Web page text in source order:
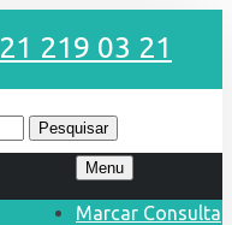
21 219 03 21
Menu
Marcar Consulta